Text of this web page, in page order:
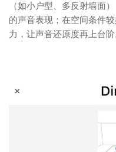
（如小户型、多反射墙面
的声音表现；在空间条件
力，让声音还原度再上台阶